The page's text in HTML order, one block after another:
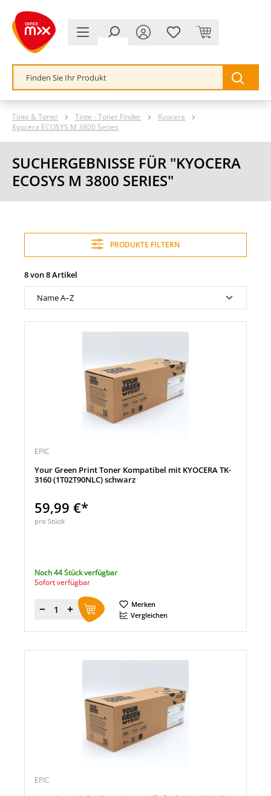
springen
Tinte & Toner Tinte - Toner Finder
Kyocera
Kyocera ECOSYS M 3800 Series
SUCHERGEBNISSE FÜR "KYOCERA
ECOSYS M 3800 SERIES"
PRODUKTE FILTERN
8 von 8 Artikel
EPIC
Your Green Print Toner Kompatibel mit KYOCERA TK-
3160 (1T02T90NLC) schwarz
59,99 €*
pro Stück
Noch 44 Stück verfügbar
Sofort verfügbar
Menge
Merken
Vergleichen
EPIC